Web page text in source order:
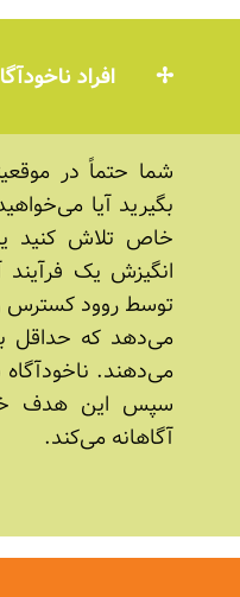
افراد
شما حتماً در
بگیرید آیا
خاص تلاش کنید یا
انگیزش یک فرآیند
می‌دهد که حداقل
می‌دهند.
سپس این هدف
آگاهانه می‌کند.